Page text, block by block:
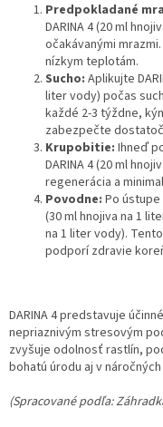
Predpokladané
DARINA 4 (20 ml
očakávanými
nízkym teplotám.
Sucho: Aplikujte
liter vody) počas
každé 2-3 týždne,
zabezpečte
Krupobitie: Ihneď
DARINA 4 (20 ml
regenerácia a
Povodne: Po ústupe
(30 ml hnojiva na 1
na 1 liter vody).
podporí zdravie
DARINA 4 predstavuje
nepriaznivým stresovým
zvyšuje odolnosť rastlín,
bohatú úrodu aj v
(Spracované podľa: